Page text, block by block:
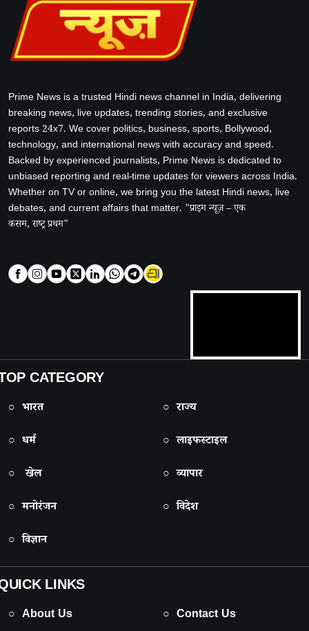
Prime News is a trusted Hindi news channel in India, delivering
breaking news, live updates, trending stories, and exclusive
reports 24x7. We cover politics, business, sports, Bollywood,
technology, and international news with accuracy and speed.
Backed by experienced journalists, Prime News is dedicated to
unbiased reporting and real-time updates for viewers across India.
Whether on TV or online, we bring you the latest Hindi news, live
debates, and current affairs that matter. "प्राइम न्यूज़ – एक
कसम, राष्ट्र प्रथम"
CATEGORY
○ भारत
○ राज्य
○ धर्म
○ लाइफस्टाइल
○ खेल
○ व्यापार
○ मनोरंजन
○ विदेश
○ विज्ञान
LINKS
○ About Us ○ Contact Us